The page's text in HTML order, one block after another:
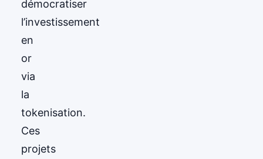
démocratiser
l’investissement
en
or
via
la
tokenisation.
Ces
projets